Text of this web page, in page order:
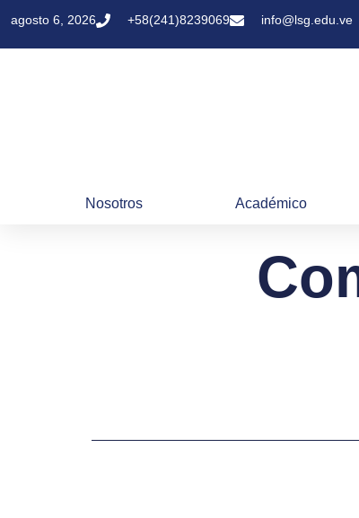
agosto 6, 2026 +58(241)8239069 info@lsg.edu.ve
Nosotros Académico